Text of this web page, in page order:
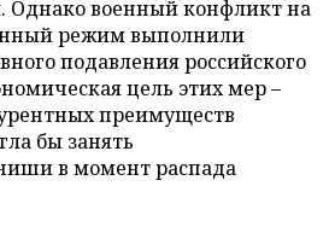
Однако военный конфликт на
режим выполнили
подавления российского
цель этих мер –
преимуществ
бы занять
в момент распада